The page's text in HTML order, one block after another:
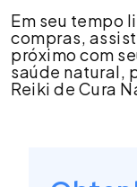
Em seu tempo
compras,
próximo com
saúde natural,
Reiki de Cura